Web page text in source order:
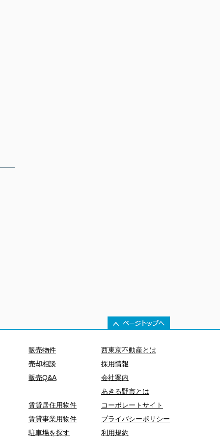
販売物件
売却相談
販売Q&A
賃貸居住用物件
賃貸事業用物件
駐車場を探す
西東京不動産とは
採用情報
会社案内
あきる野市とは
コーポレートサイト
プライバシーポリシー
利用規約